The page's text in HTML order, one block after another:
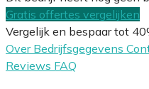
Gratis offertes vergelijken
Vergelijk en bespaar tot
Over Bedrijfsgegevens
Reviews FAQ